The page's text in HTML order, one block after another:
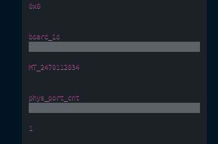
0x0
board_id
:
MT_2470112034
phys_port_cnt
:
1